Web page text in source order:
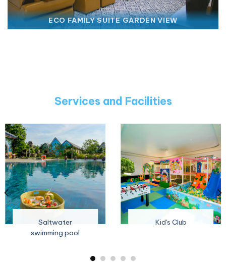
ECO FAMILY SUITE GARDEN VIEW
Services and Facilities
Saltwater
swimming pool
Kid's Club